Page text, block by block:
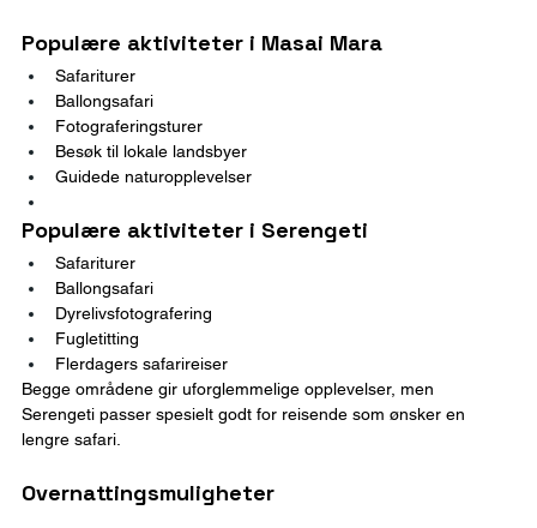
Populære aktiviteter i Masai Mara
Safariturer
Ballongsafari
Fotograferingsturer
Besøk til lokale landsbyer
Guidede naturopplevelser
Populære aktiviteter i Serengeti
Safariturer
Ballongsafari
Dyrelivsfotografering
Fugletitting
Flerdagers safarireiser
Begge områdene gir uforglemmelige opplevelser, men
Serengeti passer spesielt godt for reisende som ønsker en
lengre safari.
Overnattingsmuligheter